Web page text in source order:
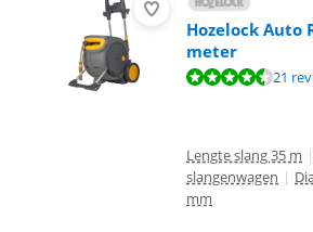
Hozelock Auto
meter
Beoordeling is 9,3 van de 10, gebaseerd op 21
21
Lengte slang 35 m |
slangenwagen |
mm